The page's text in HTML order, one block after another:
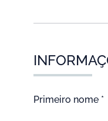
Primeiro nome *